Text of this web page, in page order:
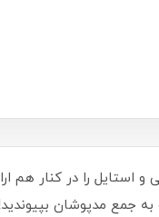
و با شلوار جین مدل زاپدار، ظاهری منحصر به فرد و جذاب
جمع مدپوشان